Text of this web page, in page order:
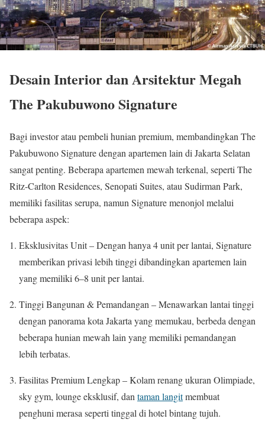
Desain Interior dan Arsitektur Megah
The Pakubuwono Signature
Bagi investor atau pembeli hunian premium, membandingkan The
Pakubuwono Signature dengan apartemen lain di Jakarta Selatan
sangat penting. Beberapa apartemen mewah terkenal, seperti The
Ritz-Carlton Residences, Senopati Suites, atau Sudirman Park,
memiliki fasilitas serupa, namun Signature menonjol melalui
beberapa aspek:
Eksklusivitas Unit – Dengan hanya 4 unit per lantai, Signature
memberikan privasi lebih tinggi dibandingkan apartemen lain
yang memiliki 6–8 unit per lantai.
Tinggi Bangunan & Pemandangan – Menawarkan lantai tinggi
dengan panorama kota Jakarta yang memukau, berbeda dengan
beberapa hunian mewah lain yang memiliki pemandangan
lebih terbatas.
Fasilitas Premium Lengkap – Kolam renang ukuran Olimpiade,
sky gym, lounge eksklusif, dantaman langitmembuat
penghuni merasa seperti tinggal di hotel bintang tujuh.